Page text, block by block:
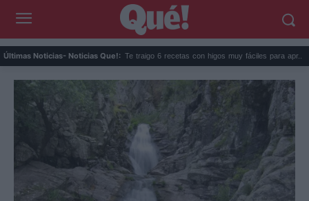
Últimas Noticias- Noticias Que!:
Te traigo 6 recetas con higos muy fáciles para apr...